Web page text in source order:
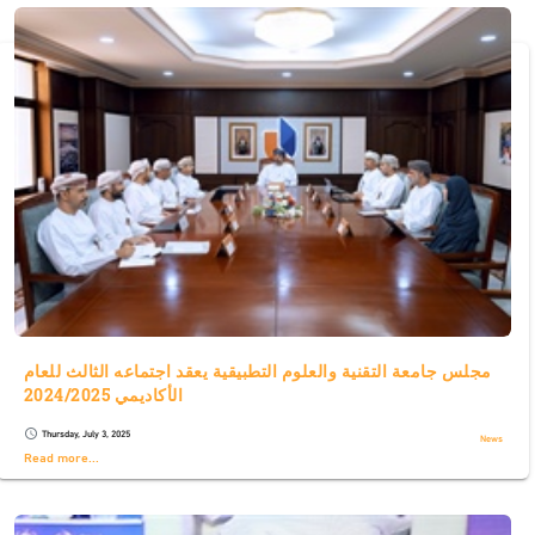
مجلس جامعة التقنية والعلوم التطبيقية يعقد اجتماعه الثالث للعام
الأكاديمي 2024/2025
schedule Thursday, July 3, 2025 News
Read more...